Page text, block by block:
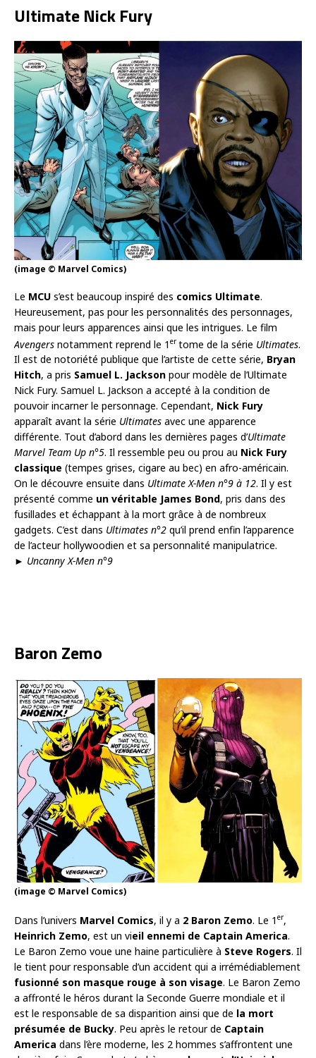
Ultimate Nick Fury
(image © Marvel Comics)
Le MCU s’est beaucoup inspiré des comics Ultimate.
Heureusement, pas pour les personnalités des personnages,
mais pour leurs apparences ainsi que les intrigues. Le film
Avengers notamment reprend le 1 ertome de la série Ultimates.
Il est de notoriété publique que l’artiste de cette série, Bryan
Hitch, a pris Samuel L. Jackson pour modèle de l’Ultimate
Nick Fury. Samuel L. Jackson a accepté à la condition de
pouvoir incarner le personnage. Cependant, Nick Fury
apparaît avant la série Ultimates avec une apparence
différente. Tout d’abord dans les dernières pages d’Ultimate
Marvel Team Up n°5. Il ressemble peu ou prou au Nick Fury
classique (tempes grises, cigare au bec) en afro-américain.
On le découvre ensuite dans Ultimate X-Men n°9 à 12. Il y est
présenté comme un véritable James Bond, pris dans des
fusillades et échappant à la mort grâce à de nombreux
gadgets. C’est dans Ultimates n°2 qu’il prend enfin l’apparence
de l’acteur hollywoodien et sa personnalité manipulatrice.
► Uncanny X-Men n°9
Baron Zemo
(image © Marvel Comics)
Dans l’univers Marvel Comics, il y a 2 Baron Zemo. Le 1 er,
Heinrich Zemo, est un vieil ennemi de Captain America.
Le Baron Zemo voue une haine particulière à Steve Rogers. Il
le tient pour responsable d’un accident qui a irrémédiablement
fusionné son masque rouge à son visage. Le Baron Zemo
a affronté le héros durant la Seconde Guerre mondiale et il
est le responsable de sa disparition ainsi que de la mort
présumée de Bucky. Peu après le retour de Captain
America dans l’ère moderne, les 2 hommes s’affrontent une